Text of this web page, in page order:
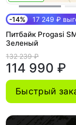
-14% 17 249 ₽
Питбайк Progasi
Зеленый
132 239 ₽
114 990 ₽
Быстрый